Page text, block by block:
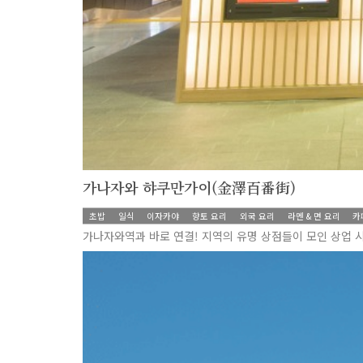
가나자와 햐쿠만가이(金澤百番街)
초밥 일식 이자카야 향토 요리 외국 요리 라멘 & 면 요리 카
가나자와역과 바로 연결! 지역의 유명 상점들이 모인 상업